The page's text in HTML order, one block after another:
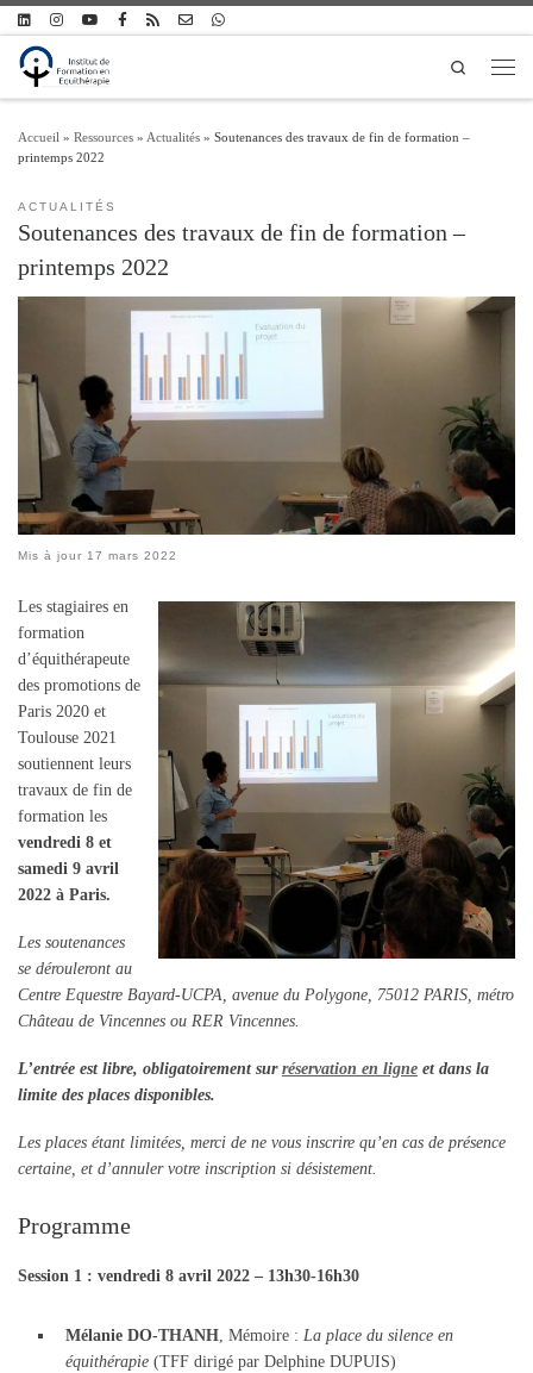
Passer au contenu
Search
Accueil » Ressources » Actualités » Soutenances des travaux de fin de formation –
printemps 2022
ACTUALITÉS
Soutenances des travaux de fin de formation –
printemps 2022
Mis à jour 17 mars 2022
Les stagiaires en
formation
d’équithérapeute
des promotions de
Paris 2020 et
Toulouse 2021
soutiennent leurs
travaux de fin de
formation les
vendredi 8 et
samedi 9 avril
2022 à Paris.
Les soutenances
se dérouleront au
Centre Equestre Bayard-UCPA, avenue du Polygone, 75012 PARIS, métro
Château de Vincennes ou RER Vincennes.
L’entrée est libre, obligatoirement surréservation en ligne et dans la
limite des places disponibles.
Les places étant limitées, merci de ne vous inscrire qu’en cas de présence
certaine, et d’annuler votre inscription si désistement.
Programme
Session 1 : vendredi 8 avril 2022 – 13h30-16h30
Mélanie DO-THANH, Mémoire : La place du silence en
équithérapie (TFF dirigé par Delphine DUPUIS)